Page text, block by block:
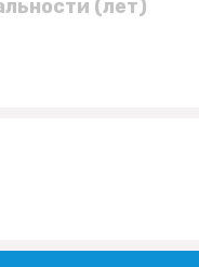
(лет)